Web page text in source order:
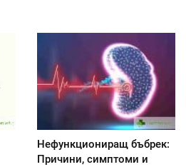
Нефункциониращ бъбрек:
Причини, симптоми и